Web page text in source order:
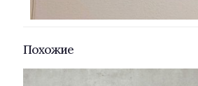
Похожие